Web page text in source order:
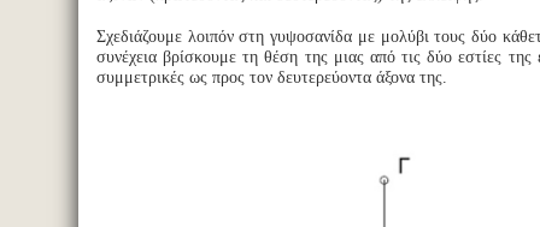
Σχεδιάζουμε λοιπόν στη γυψοσανίδα με μολύβι τους δύο
συνέχεια βρίσκουμε τη θέση της μιας από τις δύο εστίες της
συμμετρικές ως προς τον δευτερεύοντα άξονα της.